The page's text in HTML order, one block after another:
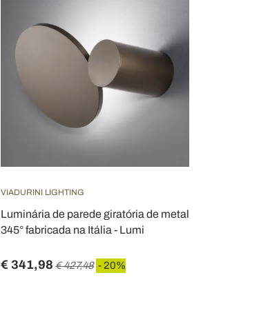
VIADURINI LIGHTING
Luminária de parede giratória de metal
345° fabricada na Itália - Lumi
€ 341,98 € 427,48 - 20%